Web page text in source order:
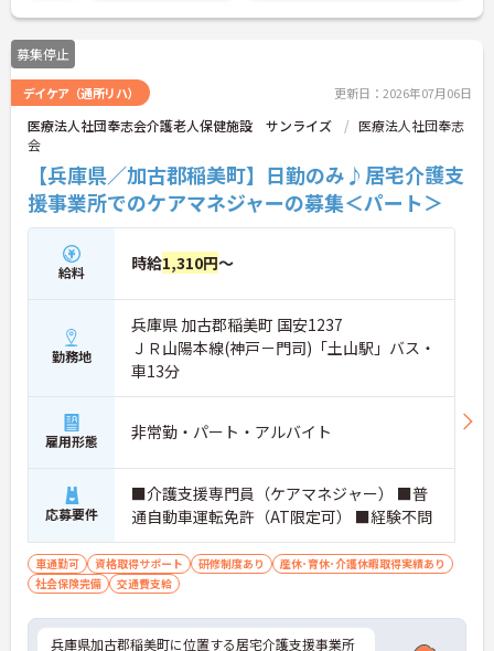
募集停止
デイケア（通所リハ） 更新日：2026年07月06日
医療法人社団奉志会介護老人保健施設 サンライズ
医療法人社団奉志
会
【兵庫県／加古郡稲美町】日勤のみ♪居宅介護支
援事業所でのケアマネジャーの募集＜パート＞
給料 時給1,310円～
勤務地
兵庫県 加古郡稲美町 国安1237
ＪＲ山陽本線(神戸－門司)「土山駅」バス・
車13分
雇用形態 非常勤・パート・アルバイト
応募要件
■介護支援専門員（ケアマネジャー） ■普
通自動車運転免許（AT限定可） ■経験不問
車通勤可 資格取得サポート 研修制度あり
産休･育休･介護休暇取得実績あり
社会保険完備
交通費支給
兵庫県加古郡稲美町に位置する居宅介護支援事業所